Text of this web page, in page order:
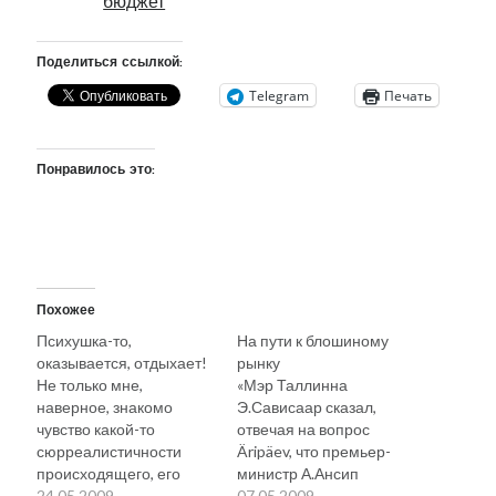
Поделиться ссылкой:
Telegram Печать
Понравилось это:
Похожее
Психушка-то,
оказывается, отдыхает!
Не только мне,
наверное, знакомо
чувство какой-то
сюрреалистичности
происходящего, его
На пути к блошиному
рынку
«Мэр Таллинна
Э.Сависаар сказал,
отвечая на вопрос
Äripäev, что премьер-
министр А.Ансип